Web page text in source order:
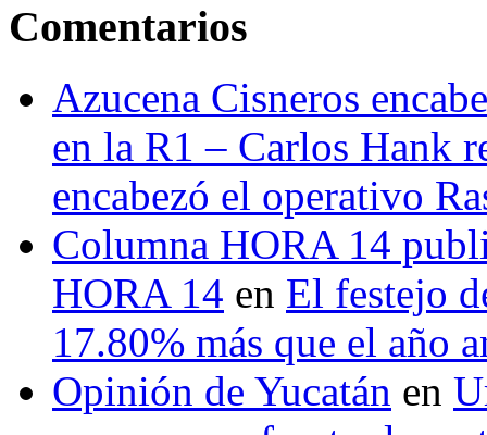
Comentarios
Azucena Cisneros
en la R1 – Carlos Hank
encabezó el operativo
Columna HORA 14
HORA 14 en El festejo
17.80% más que el año
Opinión de Yucatán en